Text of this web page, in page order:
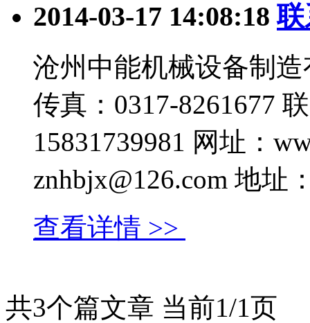
2014-03-17 14:08:18
沧州中能机械设备制造
传真：0317-8261677
15831739981 网址：
znhbjx@126.com 地址
查看详情 >>
共3个篇文章 当前1/1页